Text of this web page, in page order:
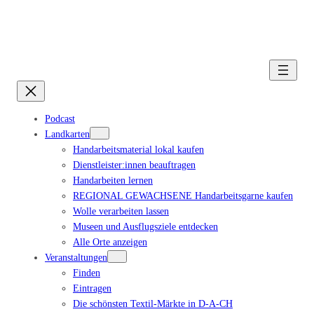
Podcast
Landkarten
Handarbeitsmaterial lokal kaufen
Dienstleister:innen beauftragen
Handarbeiten lernen
REGIONAL GEWACHSENE Handarbeitsgarne kaufen
Wolle verarbeiten lassen
Museen und Ausflugsziele entdecken
Alle Orte anzeigen
Veranstaltungen
Finden
Eintragen
Die schönsten Textil-Märkte in D-A-CH